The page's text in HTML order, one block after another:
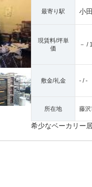
最寄り駅 小
現賃料/坪単
価
－ /
敷金/礼金 - / -
所在地 藤
希少なベーカリー